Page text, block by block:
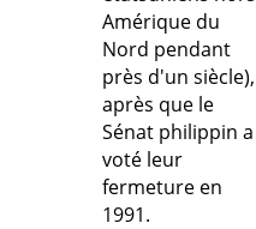
Amérique du
Nord pendant
près d'un siècle),
après que le
Sénat philippin a
voté leur
fermeture en
1991.